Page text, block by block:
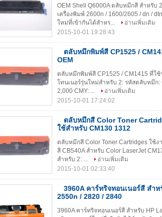
OEM Shell Q6000A ตลับหมึกสี สำหรับ
เครื่องพิมพ์ 2600n / 1600/2605 / dn /
ใหม่ที่เข้ากันได้สำหร...
อ่านเพิ่มเติม
2015-10-01 19:28:43
ตลับหมึกพิมพ์สี CP1525 /
OEM
ตลับหมึกพิมพ์สี CP1525 / CM1415 ที่ใ
โทนเนอร์รุ่นใหม่สำหรับ 2: รหัสตลับหมึก:
2,000 CMY: ...
อ่านเพิ่มเติม
2015-10-01 17:24:02
ตลับหมึกสี Color Toner
ใช้สำหรับ CM130 1312
ตลับหมึกสี Color Toner Cartridges ใช้
สี CB540A สำหรับ Color LaserJet
สำหรับ 2: ...
อ่านเพิ่มเติม
2015-10-01 02:33:40
3960A คาร์ทริจทอนเนอร์สี สํา
2550n / 2820 / 2840
3960A คาร์ทริจทอนเนอร์สี สําหรับ HP